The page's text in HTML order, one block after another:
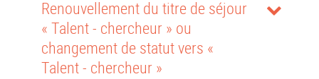
Renouvellement du titre de séjour
« Talent - chercheur » ou
changement de statut vers «
Talent - chercheur »